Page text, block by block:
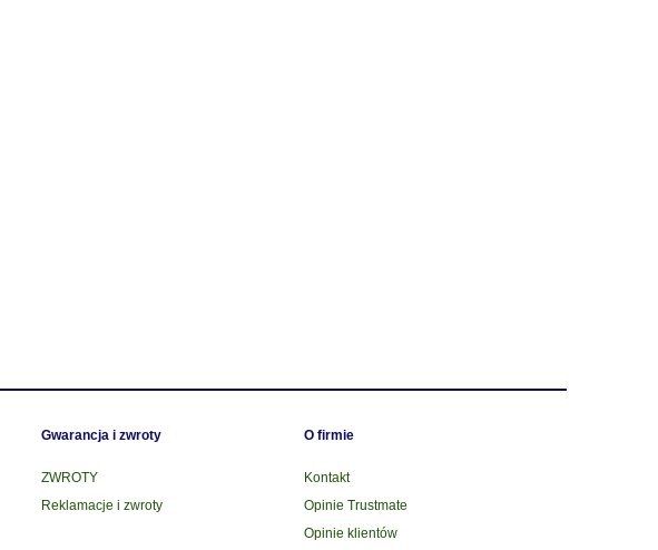
Gwarancja i zwroty
ZWROTY
Reklamacje i zwroty
O firmie
Kontakt
Opinie Trustmate
Opinie klientów